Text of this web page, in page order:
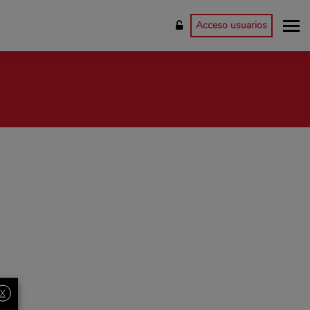
Acceso usuarios
X